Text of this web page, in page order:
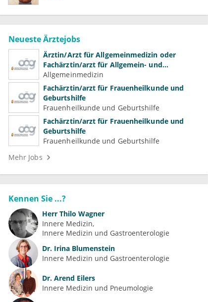
Neueste Ärztejobs
Ärztin/Arzt für Allgemeinmedizin oder
Fachärztin/arzt für Allgemein- und
Familienmedizin für Psychiatrie und
Psychotherapeutische Medizin
Allgemeinmedizin
Fachärztin/arzt für Frauenheilkunde und
Geburtshilfe
Frauenheilkunde und Geburtshilfe
Fachärztin/arzt für Frauenheilkunde und
Geburtshilfe
Frauenheilkunde und Geburtshilfe
Mehr Jobs
Kennen Sie ...?
Herr Thilo Wagner
Innere Medizin
Innere Medizin und Gastroenterologie
Dr. Irina Blumenstein
Innere Medizin und Gastroenterologie
Dr. Arend Eilers
Innere Medizin und Pneumologie